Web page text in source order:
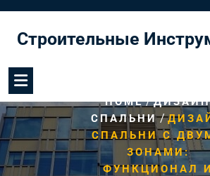
содержимому
Строительные
HOME/ДИЗАЙН
СПАЛЬНИ/
СПАЛЬНИ С
ЗОНАМИ:
ФУНКЦИОНАЛ